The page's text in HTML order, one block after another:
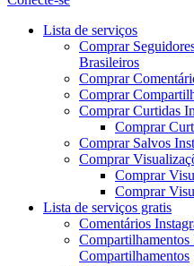
Menu
Lista de serviços
Comprar
Brasileiros
Comprar
Comprar
Comprar Curtidas
Comprar
Comprar Salvos
Comprar
Comprar
Comprar
Lista de serviços gratis
Comentários
Compartilhamentos
Compartilhamentos